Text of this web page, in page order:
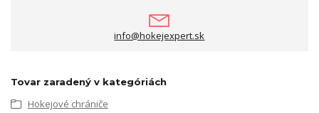
info@hokejexpert.sk
Tovar zaradený v kategóriách
Hokejové chrániče